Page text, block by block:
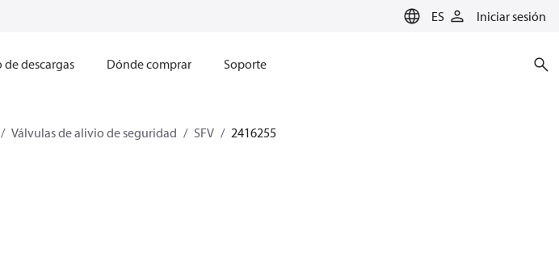
ES Iniciar sesión
de descargas Dónde comprar Soporte
Válvulas de alivio de seguridad SFV 2416255